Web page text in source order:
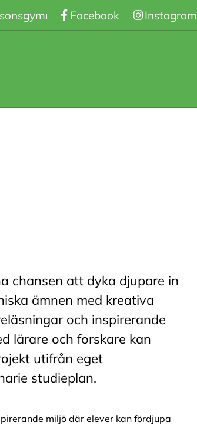
/ Science Club
Facebook Instagram
chansen att dyka djupare in
ämnen med kreativa
och inspirerande
lärare och forskare kan
utifrån eget
studieplan.
miljö där elever kan fördjupa